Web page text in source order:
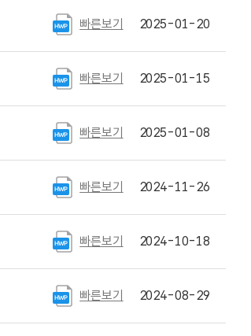
빠른보기 2025-01-20
빠른보기 2025-01-15
빠른보기 2025-01-08
빠른보기 2024-11-26
빠른보기 2024-10-18
빠른보기 2024-08-29